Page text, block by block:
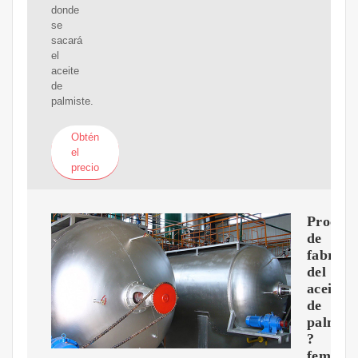
donde
se
sacará
el
aceite
de
palmiste.
Obtén
el
precio
Proceso
de
del
aceite
de
palma
?